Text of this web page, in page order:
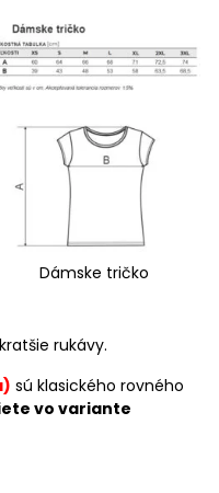
Dámske tričko
rukávy.
sú klasického rovného
vo variante